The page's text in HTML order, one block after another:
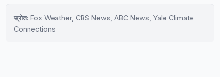
स्रोत: Fox Weather, CBS News, ABC News, Yale Climate
Connections